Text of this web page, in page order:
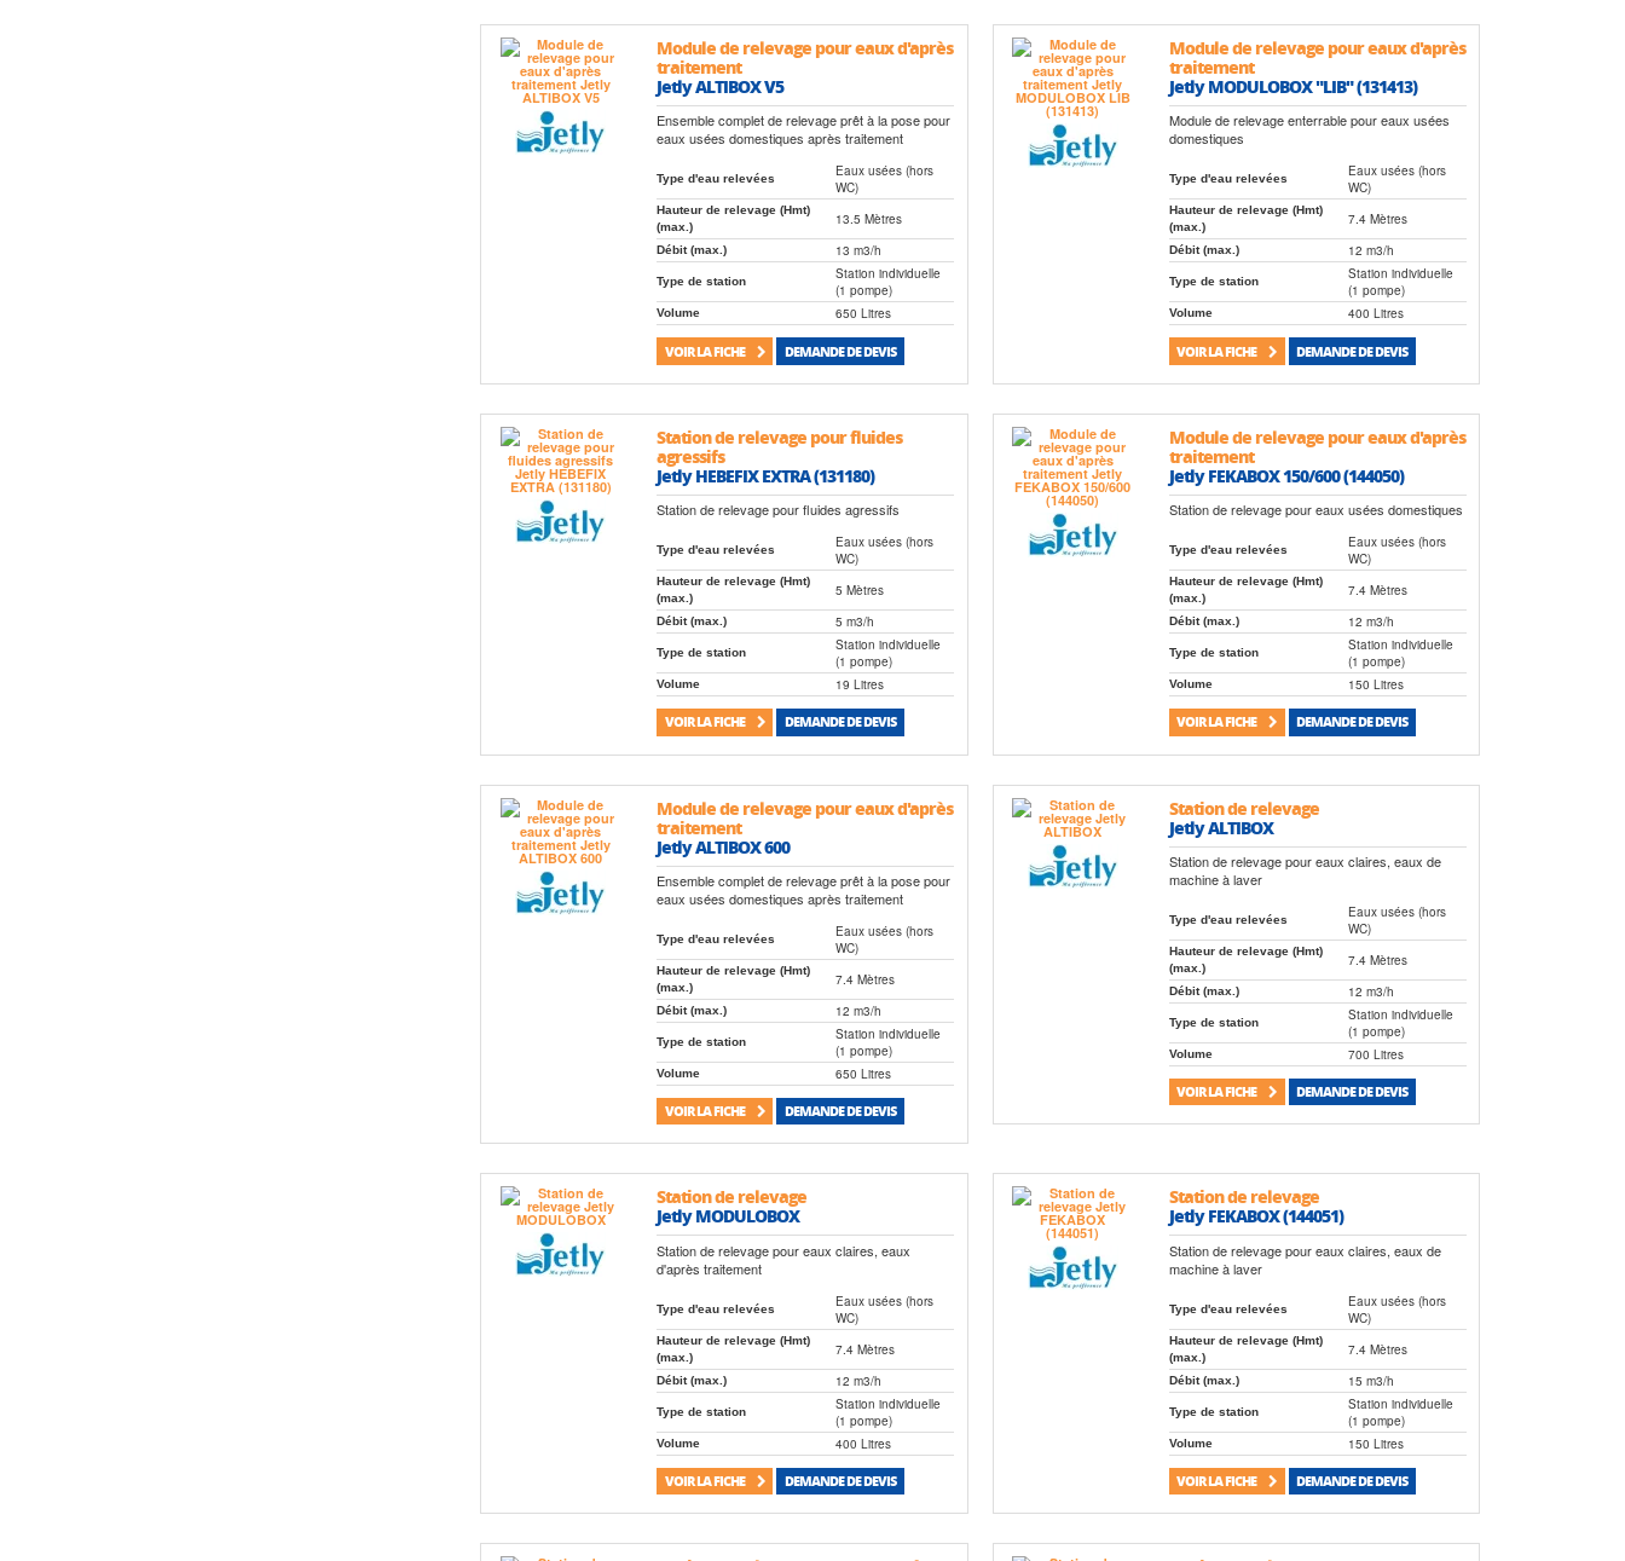
Module de relevage pour eaux d'après
traitement
Jetly ALTIBOX V5
Ensemble complet de relevage prêt à la pose pour
eaux usées domestiques après traitement
Type d'eau relevées
Eaux usées (hors
WC)
Hauteur de relevage (Hmt)
(max.)
13.5 Mètres
Débit (max.) 13 m3/h
Type de station
Station individuelle
(1 pompe)
Volume 650 Litres
VOIR LA FICHE DEMANDE DE DEVIS
Module de relevage pour eaux d'après
traitement
Jetly MODULOBOX "LIB" (131413)
Module de relevage enterrable pour eaux usées
domestiques
Type d'eau relevées
Eaux usées (hors
WC)
Hauteur de relevage (Hmt)
(max.)
7.4 Mètres
Débit (max.) 12 m3/h
Type de station
Station individuelle
(1 pompe)
Volume 400 Litres
VOIR LA FICHE DEMANDE DE DEVIS
Station de relevage pour fluides
agressifs
Jetly HEBEFIX EXTRA (131180)
Station de relevage pour fluides agressifs
Type d'eau relevées
Eaux usées (hors
WC)
Hauteur de relevage (Hmt)
(max.)
5 Mètres
Débit (max.) 5 m3/h
Type de station
Station individuelle
(1 pompe)
Volume 19 Litres
VOIR LA FICHE DEMANDE DE DEVIS
Module de relevage pour eaux d'après
traitement
Jetly FEKABOX 150/600 (144050)
Station de relevage pour eaux usées domestiques
Type d'eau relevées
Eaux usées (hors
WC)
Hauteur de relevage (Hmt)
(max.)
7.4 Mètres
Débit (max.) 12 m3/h
Type de station
Station individuelle
(1 pompe)
Volume 150 Litres
VOIR LA FICHE DEMANDE DE DEVIS
Module de relevage pour eaux d'après
traitement
Jetly ALTIBOX 600
Ensemble complet de relevage prêt à la pose pour
eaux usées domestiques après traitement
Type d'eau relevées
Eaux usées (hors
WC)
Hauteur de relevage (Hmt)
(max.)
7.4 Mètres
Débit (max.) 12 m3/h
Type de station
Station individuelle
(1 pompe)
Volume 650 Litres
VOIR LA FICHE DEMANDE DE DEVIS
Station de relevage
Jetly ALTIBOX
Station de relevage pour eaux claires, eaux de
machine à laver
Type d'eau relevées
Eaux usées (hors
WC)
Hauteur de relevage (Hmt)
(max.)
7.4 Mètres
Débit (max.) 12 m3/h
Type de station
Station individuelle
(1 pompe)
Volume 700 Litres
VOIR LA FICHE DEMANDE DE DEVIS
Station de relevage
Jetly MODULOBOX
Station de relevage pour eaux claires, eaux
d'après traitement
Type d'eau relevées
Eaux usées (hors
WC)
Hauteur de relevage (Hmt)
(max.)
7.4 Mètres
Débit (max.) 12 m3/h
Type de station
Station individuelle
(1 pompe)
Volume 400 Litres
VOIR LA FICHE DEMANDE DE DEVIS
Station de relevage
Jetly FEKABOX (144051)
Station de relevage pour eaux claires, eaux de
machine à laver
Type d'eau relevées
Eaux usées (hors
WC)
Hauteur de relevage (Hmt)
(max.)
7.4 Mètres
Débit (max.) 15 m3/h
Type de station
Station individuelle
(1 pompe)
Volume 150 Litres
VOIR LA FICHE DEMANDE DE DEVIS